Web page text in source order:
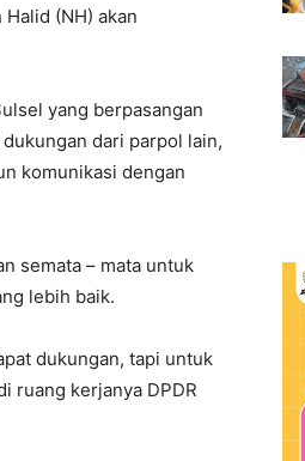
(NH) akan
yang berpasangan
dari parpol lain,
komunikasi dengan
semata – mata untuk
lebih baik.
dukungan, tapi untuk
ruang kerjanya DPDR